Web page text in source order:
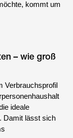
kommt um
– wie groß
Verbrauchsprofil
ideale
Damit lässt sich